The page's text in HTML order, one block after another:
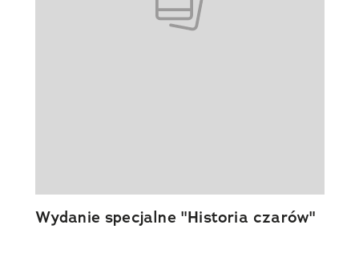
Wydanie specjalne "Historia czarów"